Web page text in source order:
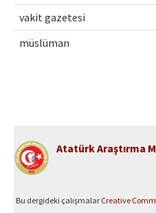
vakit gazetesi
müslüman
Atatürk Araştırma
Bu dergideki çalışmalar Creative